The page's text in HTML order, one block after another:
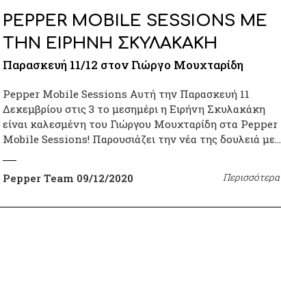
PEPPER MOBILE SESSIONS ΜΕ
ΤΗΝ ΕΙΡΗΝΗ ΣΚΥΛΑΚΑΚΗ
Παρασκευή 11/12 στον Γιώργο Μουχταρίδη
Pepper Mobile Sessions Αυτή την Παρασκευή 11
Δεκεμβρίου στις 3 το μεσημέρι η Ειρήνη Σκυλακάκη
είναι καλεσμένη του Γιώργου Μουχταρίδη στα Pepper
Mobile Sessions! Παρουσιάζει την νέα της δουλειά με…
Pepper Team 09/12/2020 Περισσότερα